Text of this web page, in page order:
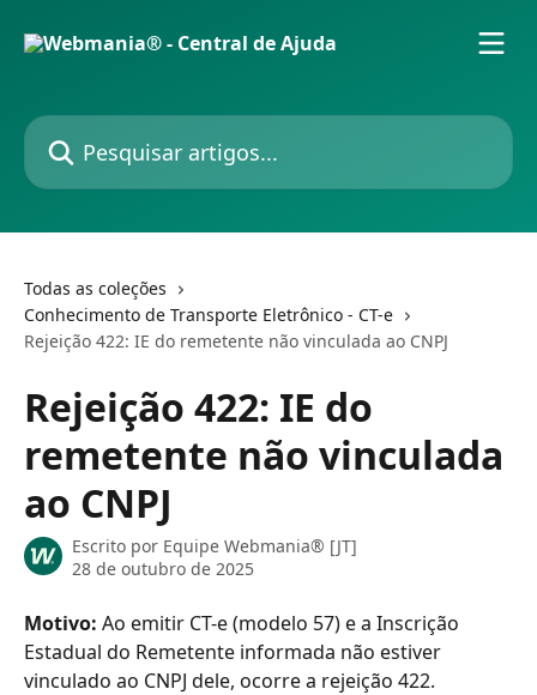
Pesquisar artigos...
Todas as coleções
Conhecimento de Transporte Eletrônico - CT-e
Rejeição 422: IE do remetente não vinculada ao CNPJ
Rejeição 422: IE do
remetente não vinculada
ao CNPJ
Escrito por Equipe Webmania® [JT]
28 de outubro de 2025
Motivo: Ao emitir CT-e (modelo 57) e a Inscrição
Estadual do Remetente informada não estiver
vinculado ao CNPJ dele, ocorre a rejeição 422.